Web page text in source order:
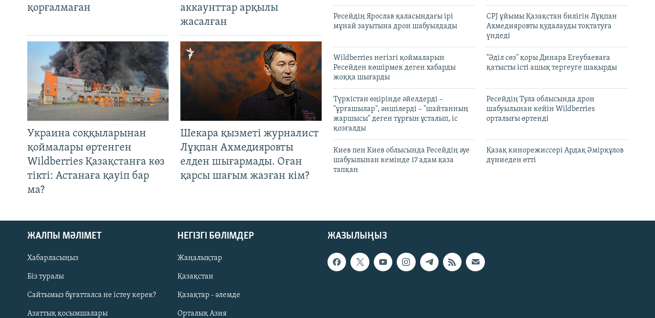
Русский
қорғалмаған
аккаунттар арқылы
жасалған
Украина соққыларынан
қоймалары өртенген
Wildberries Қазақстанға көз
тікті: Астанаға қауіп бар
ма?
Шекара қызметі журналист
Лұқпан Ахмедияровты
елден шығармады. Оған
қарсы шағым жазған кім?
Ресейдің Ярослав қаласындағы ірі
мұнай зауытына дрон шабуылдады
CPJ ұйымы Қазақстан билігін Лұқпан
Ахмедияровты қудалауды тоқтатуға
үндеді
Wildberries негізгі қоймаларын
Ресейден көшірмек деген хабарды
жоққа шығарды
"Әділ сөз" қоры Динара Егеубаеваға
қатысты істі ашық тергеуге шақырды
Түркістан өңірінде әйелдерді –
"ұрғашылар", әншілерді – "шайтанның
жаршысы" деген тұрғын ұсталып, іс
қозғалды
Ресейдің Тула облысында дрон
шабуылынан кейін Wildberries
орталығы өртенді
Киев пен Киев облысында Ресейдің әуе
шабуылынан кемінде 17 адам қаза
тапқан
Қазақ кинорежиссері Ардақ Әмірқұлов
дүниеден өтті
ЖАЗЫЛЫҢЫЗ
ЖАЛПЫ МӘЛІМЕТ
Хабарласыңыз
Біз туралы
Сайтымыз бұғатталса не істеу керек?
Азаттық қосымшалары
НЕГІЗГІ БӨЛІМДЕР
Жаңалықтар
Қазақстан
Қазақтар - әлемде
Орталық Азия